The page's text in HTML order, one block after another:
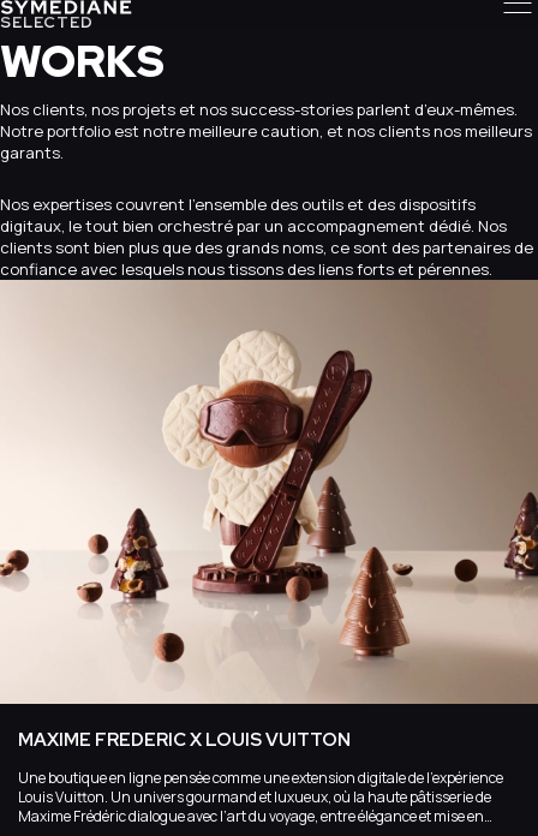
SELECTED
WORKS
Nos clients, nos projets et nos success-stories parlent d’eux-mêmes.
Notre portfolio est notre meilleure caution, et nos clients nos meilleurs
garants.
Nos expertises couvrent l’ensemble des outils et des dispositifs
digitaux, le tout bien orchestré par un accompagnement dédié. Nos
clients sont bien plus que des grands noms, ce sont des partenaires de
confiance avec lesquels nous tissons des liens forts et pérennes.
MAXIME FREDERIC X LOUIS VUITTON
Une boutique en ligne pensée comme une extension digitale de l’expérience
Louis Vuitton. Un univers gourmand et luxueux, où la haute pâtisserie de
Maxime Frédéric dialogue avec l’art du voyage, entre élégance et mise en